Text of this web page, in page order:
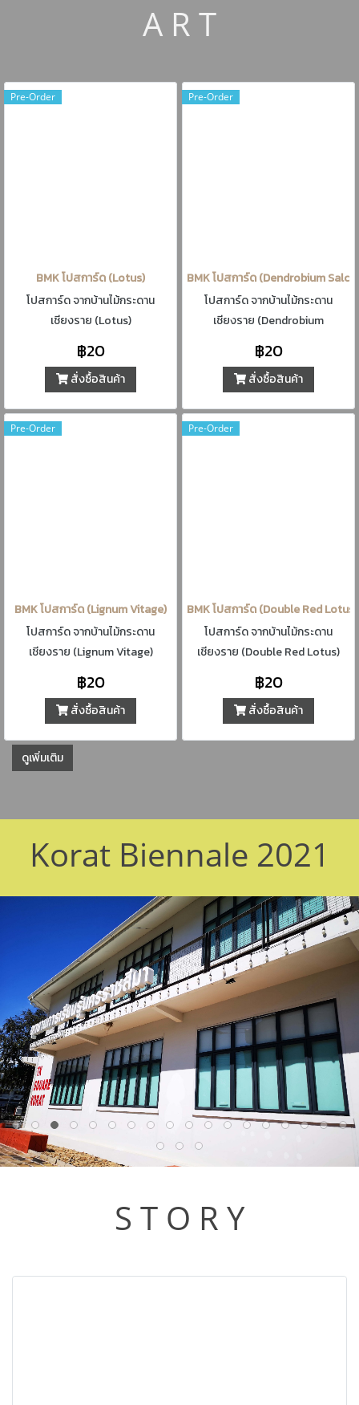
A R T
Pre-Order
BMK โปสการ์ด (Lotus)
โปสการ์ด จากบ้านไม้กระดาน
เชียงราย (Lotus)
฿20
สั่งซื้อสินค้า
Pre-Order
BMK โปสการ์ด (Dendrobium
โปสการ์ด จากบ้านไม้กระดาน
เชียงราย (Dendrobium
฿20
สั่งซื้อสินค้า
Pre-Order
BMK โปสการ์ด (Lignum Vitage)
โปสการ์ด จากบ้านไม้กระดาน
เชียงราย (Lignum Vitage)
฿20
สั่งซื้อสินค้า
Pre-Order
BMK โปสการ์ด (Double Red Lotus)
โปสการ์ด จากบ้านไม้กระดาน
เชียงราย (Double Red Lotus)
฿20
สั่งซื้อสินค้า
ดูเพิ่มเติม
Korat Biennale 2021
S T O R Y